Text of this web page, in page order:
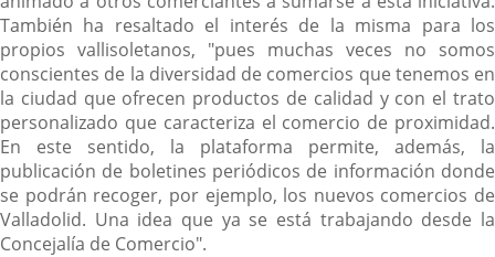
También ha resaltado el interés de la misma para los
propios vallisoletanos, "pues muchas veces no somos
conscientes de la diversidad de comercios que tenemos en
la ciudad que ofrecen productos de calidad y con el trato
personalizado que caracteriza el comercio de proximidad.
En este sentido, la plataforma permite, además, la
publicación de boletines periódicos de información donde
se podrán recoger, por ejemplo, los nuevos comercios de
Valladolid. Una idea que ya se está trabajando desde la
Concejalía de Comercio".